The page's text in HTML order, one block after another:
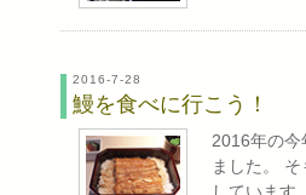
2016-7-28
鰻を食べに行こう！
2016年の今
ました。